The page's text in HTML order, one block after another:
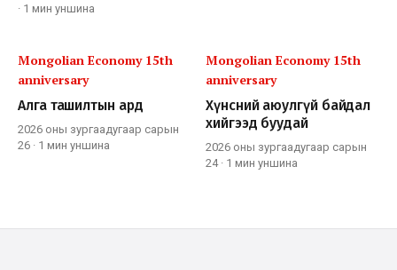
· 1 мин уншина
Mongolian Economy 15th
anniversary
Алга ташилтын ард
2026 оны зургаадугаар сарын
26 · 1 мин уншина
Mongolian Economy 15th
anniversary
Хүнсний аюулгүй байдал
хийгээд буудай
2026 оны зургаадугаар сарын
24· 1 мин уншина